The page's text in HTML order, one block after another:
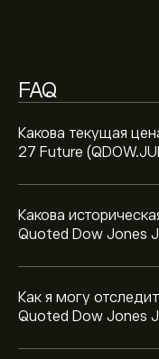
FAQ
Какова текущая
27 Future
Какова
Quoted Dow Jones
Как я могу
Quoted Dow Jones
Quoted Dow Jones
хотели бы
ордер для покупки
цене в будущем.